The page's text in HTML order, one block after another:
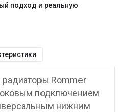
подход и реальную
Rommer
подключением
нижним